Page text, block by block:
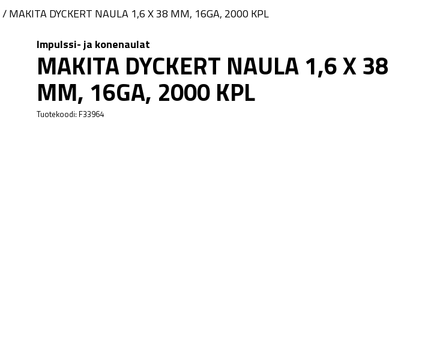
/ MAKITA DYCKERT NAULA 1,6 X 38 MM, 16GA, 2000 KPL
Impulssi- ja konenaulat
MAKITA DYCKERT NAULA 1,6 X 38
MM, 16GA, 2000 KPL
Tuotekoodi: F33964